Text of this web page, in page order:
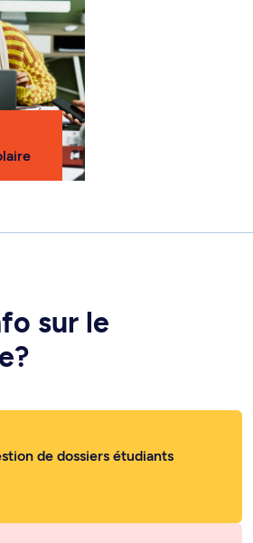
sur le
de dossiers étudiants